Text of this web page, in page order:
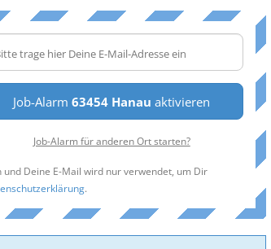
Job-Alarm63454 Hanau aktivieren
Job-Alarm für anderen Ort starten?
Deine E-Mail wird nur verwendet, um Dir
.